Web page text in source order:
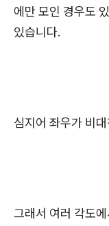
에만 모인 경우도
있습니다.
심지어 좌우가 비
그래서 여러 각도